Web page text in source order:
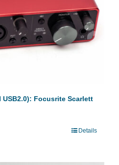
Focusrite Scarlett
Details